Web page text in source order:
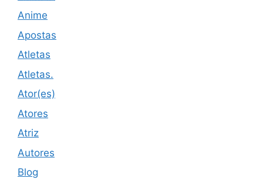
Anime
Apostas
Atletas
Atletas.
Ator(es)
Atores
Atriz
Autores
Blog